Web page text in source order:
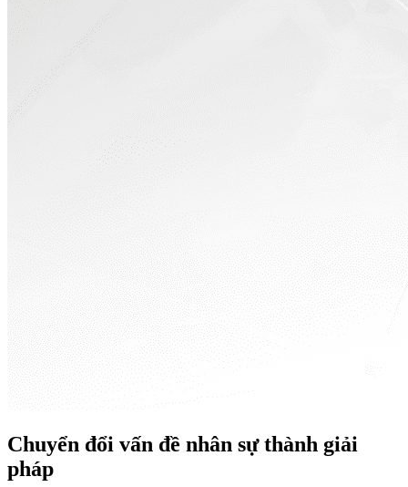
Chuyển đổi vấn đề nhân sự thành giải
pháp